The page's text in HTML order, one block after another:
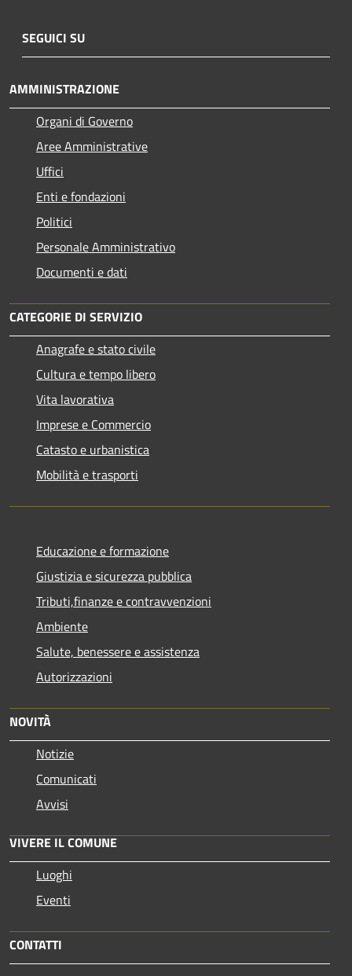
SEGUICI SU
AMMINISTRAZIONE
Organi di Governo
Aree Amministrative
Uffici
Enti e fondazioni
Politici
Personale Amministrativo
Documenti e dati
CATEGORIE DI SERVIZIO
Anagrafe e stato civile
Cultura e tempo libero
Vita lavorativa
Imprese e Commercio
Catasto e urbanistica
Mobilità e trasporti
Educazione e formazione
Giustizia e sicurezza pubblica
Tributi,finanze e contravvenzioni
Ambiente
Salute, benessere e assistenza
Autorizzazioni
NOVITÀ
Notizie
Comunicati
Avvisi
VIVERE IL COMUNE
Luoghi
Eventi
CONTATTI